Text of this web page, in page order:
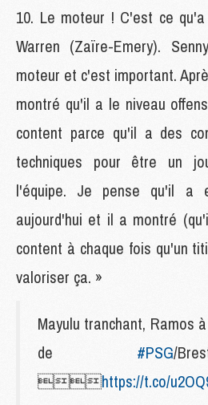
10. Le moteur ! C'est ce
Warren (Zaïre-Emery).
moteur et c'est important.
montré qu'il a le niveau
content parce qu'il a des
techniques pour être un
l'équipe. Je pense qu'il a
aujourd'hui et il a montré
content à chaque fois qu'un
valoriser ça. »
Mayulu tranchant, Ramos
de #PSG/
https://t.co/